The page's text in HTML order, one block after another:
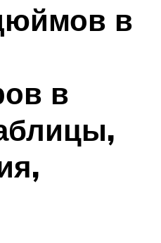
в
в